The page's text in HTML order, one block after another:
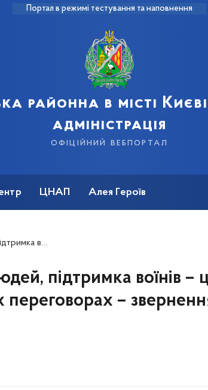
Портал в режимі тестування та наповнення
районна в місті
адміністрація
офіційний вебпортал
ЦНАП Алея Героїв
Президента України
підтримка воїнів –
переговорах –